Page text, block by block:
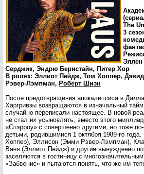
The
3
Эллен
Серджик, Эндрю Бернстайн, Питер Хор
В ролях: Эллиот Пейдж, Том Хоппер,
Рэвер-Лэмпман, Роберт Шиэн
После предотвращения апокалипсиса в
Харгривзы возвращаются в изначальный
случайно переписали настоящее. В новой
не стал их усыновлять, вместо этого
«Спэрроу» с совершенно другими, но тоже
детьми, родившимися 1 октября 1989-го
Хоппер), Эллисон (Эмми Рэвер-Лэмпман),
Ваня (Эллиот Пейдж) и другие вынужденно
заселяются в гостиницу с
«Забвение» и пытаются понять, что же им